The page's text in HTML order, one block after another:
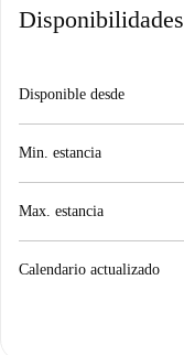
Disponibilidades
Disponible desde
Min. estancia
Max. estancia
Calendario actualizado